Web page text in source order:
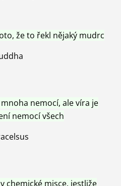
že to řekl nějaký mudrc
nemocí, ale víra je
nemocí všech
chemické misce, jestliže